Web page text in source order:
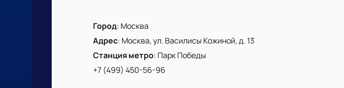
Город: Москва
Адрес: Москва, ул. Василисы Кожиной, д. 13
Станция метро: Парк Победы
+7 (499) 450-56-96